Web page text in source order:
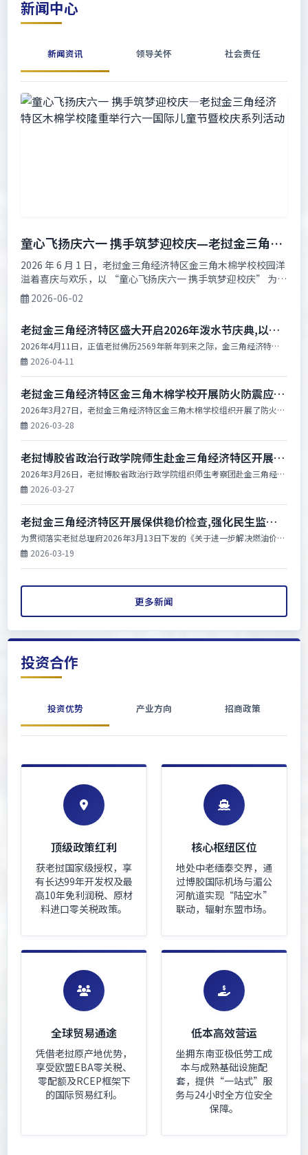
新闻中心
新闻资讯 领导关怀 社会责任
童心飞扬庆六一 携手筑梦迎校庆—老挝金三角经
济特区木棉学校隆重举行六一国际儿童节暨校庆
系列活动
2026 年 6 月 1 日，老挝金三角经济特区金三角木棉学校校园洋
溢着喜庆与欢乐，以 “童心飞扬庆六一 携手筑梦迎校庆” 为主
题的 “六一” 国际儿童节暨校庆...
2026-06-02
老挝金三角经济特区盛大开启2026年泼水节庆典,以文
化传承赋能旅游发展
2026年4月11日，正值老挝佛历2569年新年到来之际，金三角经济特区
在木棉岛“金三角之窗”景区隆重举行泼水节庆典开幕仪式。特区各界代
表欢聚一堂，在辞旧迎新的...
2026-04-11
老挝金三角经济特区金三角木棉学校开展防火防震应急
疏散演习
2026年3月27日，老挝金三角经济特区金三角木棉学校组织开展了防火防
震应急疏散演习，全面提升师生应对突发灾害的避险自救能力。特区管委
会消防队、学校全体教职员工...
2026-03-28
老挝博胶省政治行政学院师生赴金三角经济特区开展实
地教学交流(图文)
2026年3月26日，老挝博胶省政治行政学院组织师生考察团赴金三角经济
特区开展实地教学与经验交流活动。本次考察团由博胶省政治行政学院副
院长玛丽·苏潘塔翁带领，共...
2026-03-27
老挝金三角经济特区开展保供稳价检查,强化民生监管
严打哄抬物价
为贯彻落实老挝总理府2026年3月13日下发的《关于进一步解决燃油价格
波动影响的第40号总理令》，3月18日，老挝金三角经济特区管委会一站
式服务中心联合特区行政...
2026-03-19
更多新闻
投资合作
投资优势 产业方向 招商政策
顶级政策红利
获老挝国家级授权，享
有长达99年开发权及最
高10年免利润税、原材
料进口零关税政策。
核心枢纽区位
地处中老缅泰交界，通
过博胶国际机场与湄公
河航道实现“陆空水”
联动，辐射东盟市场。
全球贸易通途
凭借老挝原产地优势，
享受欧盟EBA零关税、
零配额及RCEP框架下
的国际贸易红利。
低本高效营运
坐拥东南亚极低劳工成
本与成熟基础设施配
套，提供“一站式”服
务与24小时全方位安全
保障。